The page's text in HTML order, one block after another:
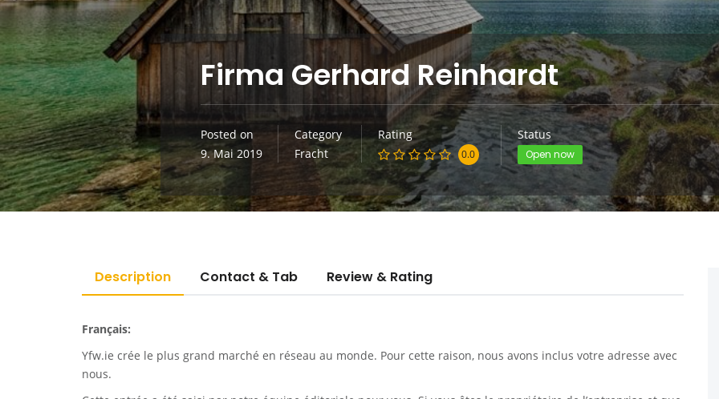
Firma Gerhard Reinhardt
Posted on
9. Mai 2019
Category
Fracht
Rating
0.0
Status
Open now
Description Contact & Tab Review & Rating
Français:
Yfw.ie crée le plus grand marché en réseau au monde. Pour cette raison, nous avons inclus votre adresse avec
nous.